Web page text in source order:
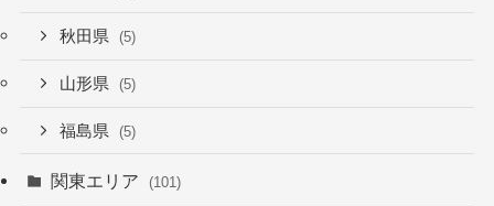
秋田県 (5)
山形県 (5)
福島県 (5)
関東エリア (101)